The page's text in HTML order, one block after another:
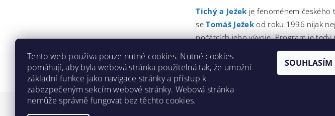
Tichý a Ježek je fenoménem českého
seTomáš Ježekod roku 1996 nijak
počátcích jeho vývoje. Program je tedy
SOFE.CZ - antivirové
Tento web používa pouze nutné cookies. Nutné cookies
pomáhají, aby byla webová stránka použitelná tak, že umožní
základní funkce jako navigace stránky a přístup k
zabezpečeným sekcím webové stránky. Webová stránka
nemůže správně fungovat bez těchto cookies.
SOUHLASÍM